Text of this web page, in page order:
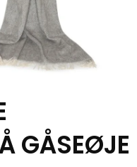
GÅSEØJE